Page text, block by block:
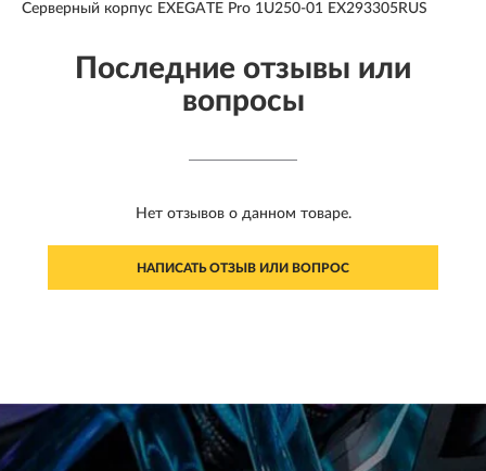
Серверный корпус EXEGATE Pro 1U250-01 EX293305RUS
Последние отзывы или
вопросы
Нет отзывов о данном товаре.
НАПИСАТЬ ОТЗЫВ ИЛИ ВОПРОС